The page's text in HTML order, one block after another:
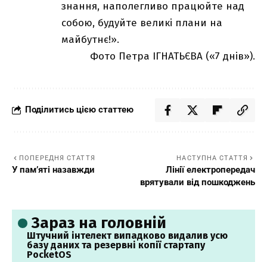
знання, наполегливо працюйте над
собою, будуйте великі плани на
майбутнє!».
Фото Петра ІГНАТЬЄВА («7 днів»).
Поділитись цією статтею
ПОПЕРЕДНЯ СТАТТЯ
У пам’яті назавжди
НАСТУПНА СТАТТЯ
Лінії електропередач
врятували від пошкоджень
Зараз на головній
Штучний інтелект випадково видалив усю
базу даних та резервні копії стартапу
PocketOS